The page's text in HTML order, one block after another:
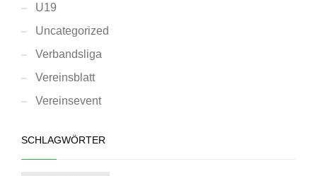
U19
Uncategorized
Verbandsliga
Vereinsblatt
Vereinsevent
SCHLAGWÖRTER